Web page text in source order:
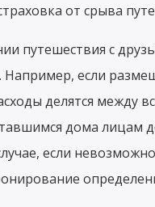
от срыва
путешествия с
Например, если
делятся между
дома лицам
если